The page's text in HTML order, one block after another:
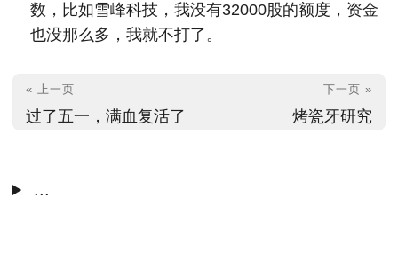
数，比如雪峰科技，我没有32000股的额度，资金
也没那么多，我就不打了。
« 上一页
过了五一，满血复活了
下一页 »
烤瓷牙研究
...